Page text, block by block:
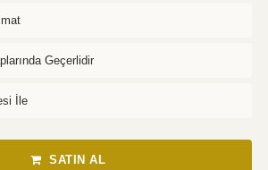
Geçerlidir
İle
SATIN AL